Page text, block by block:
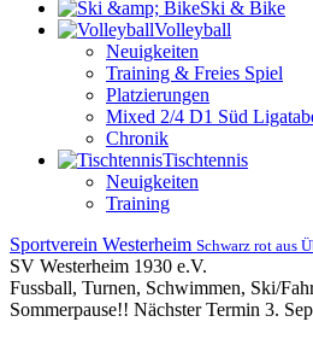
Ski & Bike
Volleyball
Neuigkeiten
Training & Freies Spiel
Platzierungen
Mixed 2/4 D1 Süd
Chronik
Tischtennis
Neuigkeiten
Training
Sportverein Westerheim Schwarz rot aus
SV Westerheim 1930 e.V.
Fussball, Turnen, Schwimmen, Ski/
Sommerpause!! Nächster Termin 3.